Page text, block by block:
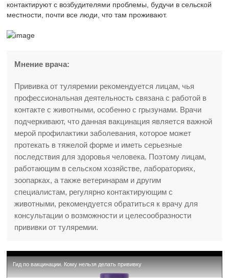
контактируют с возбудителями проблемы, будучи в сельской
местности, почти все люди, что там проживают.
Мнение врача:
Прививка от туляремии рекомендуется лицам, чья
профессиональная деятельность связана с работой в
контакте с животными, особенно с грызунами. Врачи
подчеркивают, что данная вакцинация является важной
мерой профилактики заболевания, которое может
протекать в тяжелой форме и иметь серьезные
последствия для здоровья человека. Поэтому лицам,
работающим в сельском хозяйстве, лабораториях,
зоопарках, а также ветеринарам и другим
специалистам, регулярно контактирующим с
животными, рекомендуется обратиться к врачу для
консультации о возможности и целесообразности
прививки от туляремии.
Гид по вакцинации. Кому нельзя делать прививку